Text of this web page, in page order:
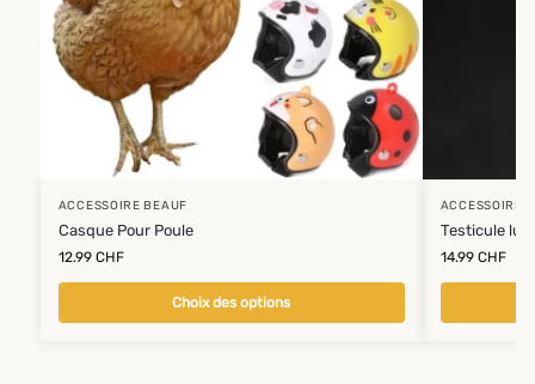
ACCESSOIRE BEAUF
Casque Pour Poule
12.99 CHF
Choix des options
ACCESSOIRE
Testicule
14.99 CHF